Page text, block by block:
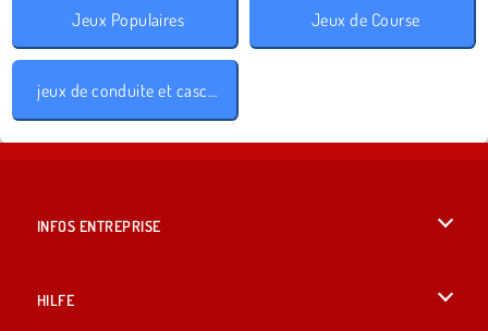
Jeux Populaires Jeux de Course
jeux de conduite et cascades
INFOS ENTREPRISE
HILFE